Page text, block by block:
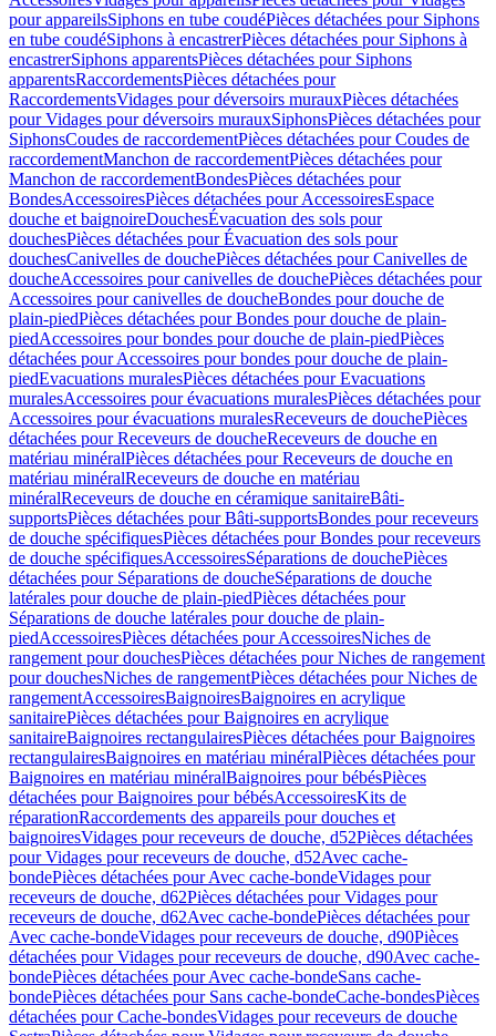
pour appareilsSiphons en tube coudéPièces détachées pour Siphons
en tube coudéSiphons à encastrerPièces détachées pour Siphons à
encastrerSiphons apparentsPièces détachées pour Siphons
apparentsRaccordementsPièces détachées pour
RaccordementsVidages pour déversoirs murauxPièces détachées
pour Vidages pour déversoirs murauxSiphonsPièces détachées pour
SiphonsCoudes de raccordementPièces détachées pour Coudes de
raccordementManchon de raccordementPièces détachées pour
Manchon de raccordementBondesPièces détachées pour
BondesAccessoiresPièces détachées pour AccessoiresEspace
douche et baignoireDouchesÉvacuation des sols pour
douchesPièces détachées pour Évacuation des sols pour
douchesCanivelles de douchePièces détachées pour Canivelles de
doucheAccessoires pour canivelles de douchePièces détachées pour
Accessoires pour canivelles de doucheBondes pour douche de
plain-piedPièces détachées pour Bondes pour douche de plain-
piedAccessoires pour bondes pour douche de plain-piedPièces
détachées pour Accessoires pour bondes pour douche de plain-
piedEvacuations muralesPièces détachées pour Evacuations
muralesAccessoires pour évacuations muralesPièces détachées pour
Accessoires pour évacuations muralesReceveurs de douchePièces
détachées pour Receveurs de doucheReceveurs de douche en
matériau minéralPièces détachées pour Receveurs de douche en
matériau minéralReceveurs de douche en matériau
minéralReceveurs de douche en céramique sanitaireBâti-
supportsPièces détachées pour Bâti-supportsBondes pour receveurs
de douche spécifiquesPièces détachées pour Bondes pour receveurs
de douche spécifiquesAccessoiresSéparations de douchePièces
détachées pour Séparations de doucheSéparations de douche
latérales pour douche de plain-piedPièces détachées pour
Séparations de douche latérales pour douche de plain-
piedAccessoiresPièces détachées pour AccessoiresNiches de
rangement pour douchesPièces détachées pour Niches de rangement
pour douchesNiches de rangementPièces détachées pour Niches de
rangementAccessoiresBaignoiresBaignoires en acrylique
sanitairePièces détachées pour Baignoires en acrylique
sanitaireBaignoires rectangulairesPièces détachées pour Baignoires
rectangulairesBaignoires en matériau minéralPièces détachées pour
Baignoires en matériau minéralBaignoires pour bébésPièces
détachées pour Baignoires pour bébésAccessoiresKits de
réparationRaccordements des appareils pour douches et
baignoiresVidages pour receveurs de douche, d52Pièces détachées
pour Vidages pour receveurs de douche, d52Avec cache-
bondePièces détachées pour Avec cache-bondeVidages pour
receveurs de douche, d62Pièces détachées pour Vidages pour
receveurs de douche, d62Avec cache-bondePièces détachées pour
Avec cache-bondeVidages pour receveurs de douche, d90Pièces
détachées pour Vidages pour receveurs de douche, d90Avec cache-
bondePièces détachées pour Avec cache-bondeSans cache-
bondePièces détachées pour Sans cache-bondeCache-bondesPièces
détachées pour Cache-bondesVidages pour receveurs de douche